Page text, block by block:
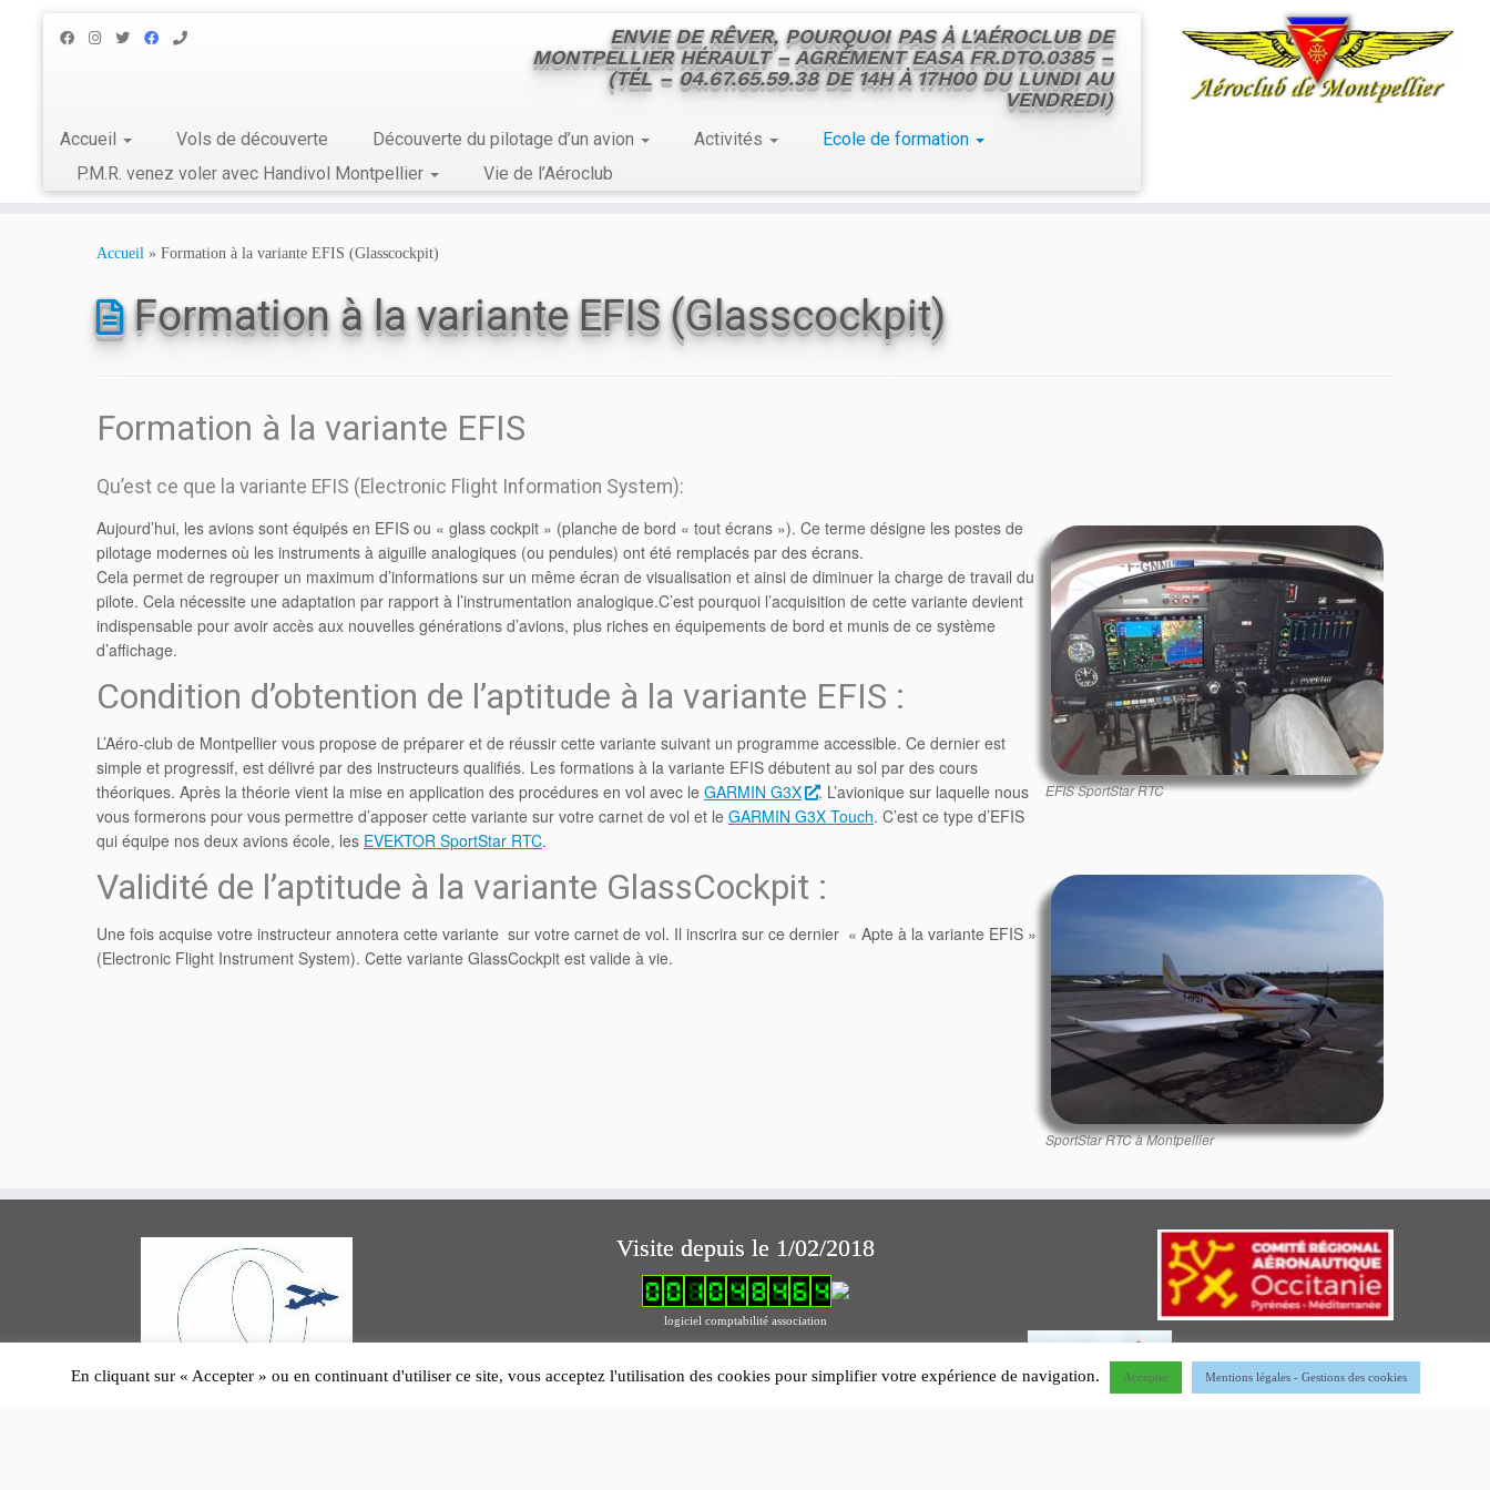
ENVIE DE RÊVER, POURQUOI PAS À L'AÉROCLUB DE
MONTPELLIER HÉRAULT – AGRÉMENT EASA FR.DTO.0385 –
(TÉL – 04.67.65.59.38 DE 14H À 17H00 DU LUNDI AU
VENDREDI)
Accueil Vols de découverte Découverte du pilotage d’un avion Activités
Ecole de formation
P.M.R. venez voler avec Handivol Montpellier
Vie de l’Aéroclub
Accueil » Formation à la variante EFIS (Glasscockpit)
Formation à la variante EFIS (Glasscockpit)
Formation à la variante EFIS
Qu’est ce que la variante EFIS (Electronic Flight Information System):
EFIS SportStar RTC
Aujourd’hui, les avions sont équipés en EFIS ou « glass cockpit » (planche de bord « tout écrans »). Ce terme désigne les postes de
pilotage modernes où les instruments à aiguille analogiques (ou pendules) ont été remplacés par des écrans.
Cela permet de regrouper un maximum d’informations sur un même écran de visualisation et ainsi de diminuer la charge de travail du
pilote. Cela nécessite une adaptation par rapport à l’instrumentation analogique.C’est pourquoi l’acquisition de cette variante devient
indispensable pour avoir accès aux nouvelles générations d’avions, plus riches en équipements de bord et munis de ce système
d’affichage.
Condition d’obtention de l’aptitude à la variante EFIS :
L’Aéro-club de Montpellier vous propose de préparer et de réussir cette variante suivant un programme accessible. Ce dernier est
simple et progressif, est délivré par des instructeurs qualifiés. Les formations à la variante EFIS débutent au sol par des cours
théoriques. Après la théorie vient la mise en application des procédures en vol avec le GARMIN G3X
. L’avionique sur laquelle nous
vous formerons pour vous permettre d’apposer cette variante sur votre carnet de vol et le GARMIN G3X Touch. C’est ce type d’EFIS
qui équipe nos deux avions école, les EVEKTOR SportStar RTC.
SportStar RTC à Montpellier
Validité de l’aptitude à la variante GlassCockpit :
Une fois acquise votre instructeur annotera cette variante sur votre carnet de vol. Il inscrira sur ce dernier « Apte à la variante EFIS »
(Electronic Flight Instrument System). Cette variante GlassCockpit est valide à vie.
Visite depuis le 1/02/2018
logiciel comptabilité association
En cliquant sur « Accepter » ou en continuant d'utiliser ce site, vous acceptez l'utilisation des cookies pour simplifier votre expérience de navigation. Accepter Mentions légales - Gestions des cookies